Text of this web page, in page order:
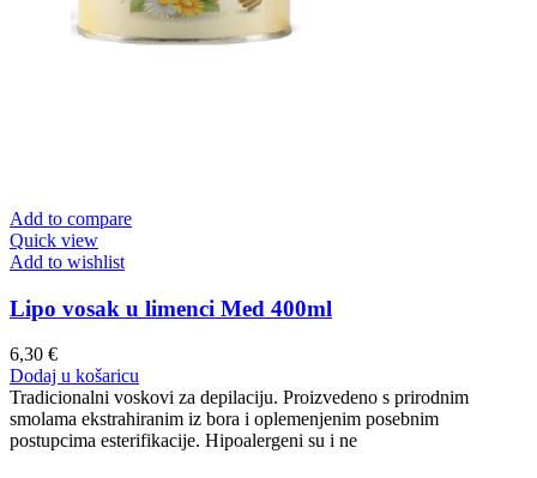
Add to compare
Quick view
Add to wishlist
Lipo vosak u limenci Med 400ml
6,30 €
Dodaj u košaricu
Tradicionalni voskovi za depilaciju. Proizvedeno s prirodnim
smolama ekstrahiranim iz bora i oplemenjenim posebnim
postupcima esterifikacije. Hipoalergeni su i ne